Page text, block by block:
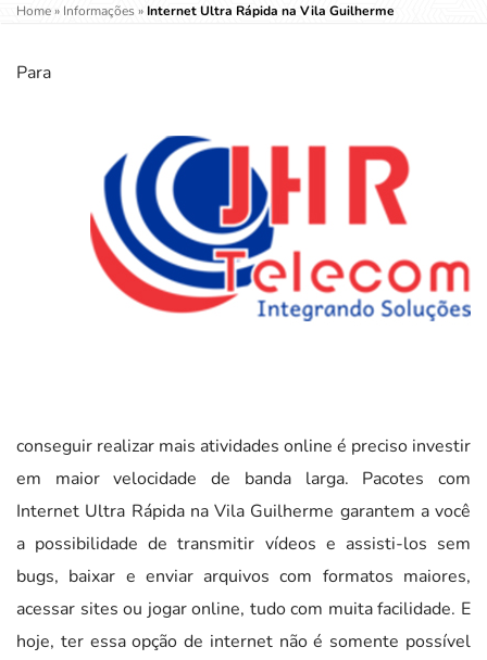
Home» Informações» Internet Ultra Rápida na Vila Guilherme
Para
conseguir realizar mais atividades online é preciso investir
em maior velocidade de banda larga. Pacotes com
Internet Ultra Rápida na Vila Guilherme garantem a você
a possibilidade de transmitir vídeos e assisti-los sem
bugs, baixar e enviar arquivos com formatos maiores,
acessar sites ou jogar online, tudo com muita facilidade. E
hoje, ter essa opção de internet não é somente possível